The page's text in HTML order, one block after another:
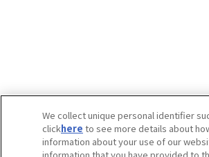
We collect unique personal identifier
clickhere to see more details about
information about your use of our